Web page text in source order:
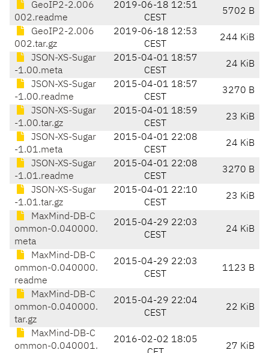
GeoIP2-2.006
002.readme
2019-06-18 12:51
CEST
5702 B
GeoIP2-2.006
002.tar.gz
2019-06-18 12:53
CEST
244 KiB
JSON-XS-Sugar
-1.00.meta
2015-04-01 18:57
CEST
24 KiB
JSON-XS-Sugar
-1.00.readme
2015-04-01 18:57
CEST
3270 B
JSON-XS-Sugar
-1.00.tar.gz
2015-04-01 18:59
CEST
23 KiB
JSON-XS-Sugar
-1.01.meta
2015-04-01 22:08
CEST
24 KiB
JSON-XS-Sugar
-1.01.readme
2015-04-01 22:08
CEST
3270 B
JSON-XS-Sugar
-1.01.tar.gz
2015-04-01 22:10
CEST
23 KiB
MaxMind-DB-C
ommon-0.040000.
meta
2015-04-29 22:03
CEST
24 KiB
MaxMind-DB-C
ommon-0.040000.
readme
2015-04-29 22:03
CEST
1123 B
MaxMind-DB-C
ommon-0.040000.
tar.gz
2015-04-29 22:04
CEST
22 KiB
MaxMind-DB-C
ommon-0.040001.
2016-02-02 18:05
27 KiB